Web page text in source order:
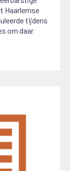
Haarlemse
tijdens
om daar